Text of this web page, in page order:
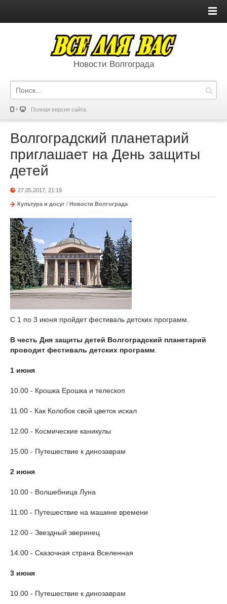
Новости Волгограда
Полная версия сайта
Волгоградский планетарий
приглашает на День защиты
детей
27.05.2017, 21:19
Культура и досуг / Новости Волгограда
С 1 по 3 июня пройдет фестиваль детских программ.
В честь Дня защиты детей Волгоградский планетарий
проводит фестиваль детских программ
1 июня
10.00 - Крошка Ерошка и телескоп
11.00 - Как Колобок свой цветок искал
12.00 - Космические каникулы
15.00 - Путешествие к динозаврам
2 июня
10.00 - Волшебница Луна
11.00 - Путешествие на машине времени
12.00 - Звездный зверинец
14.00 - Сказочная страна Вселенная
3 июня
10.00 - Путешествие к динозаврам